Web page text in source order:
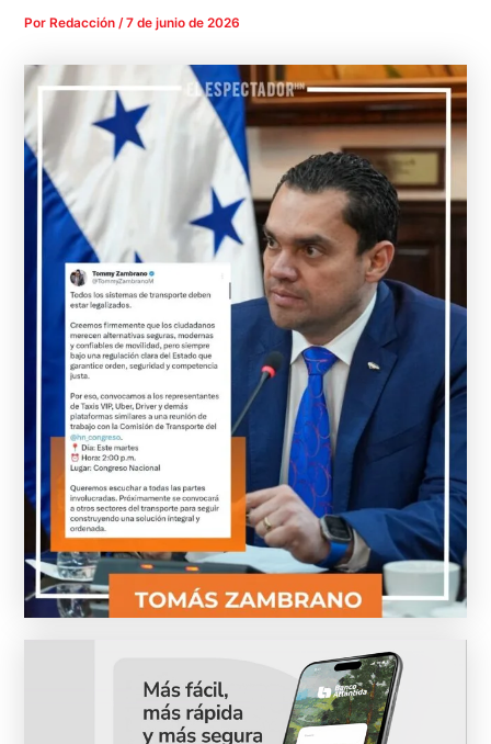
Por Redacción/7 de junio de 2026